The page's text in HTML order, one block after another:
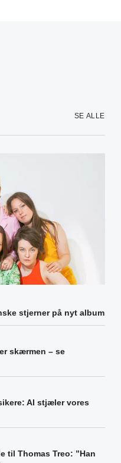
SE ALLE
stjerner på nyt album
skærmen – se
AI stjæler vores
til Thomas Treo: ”Han